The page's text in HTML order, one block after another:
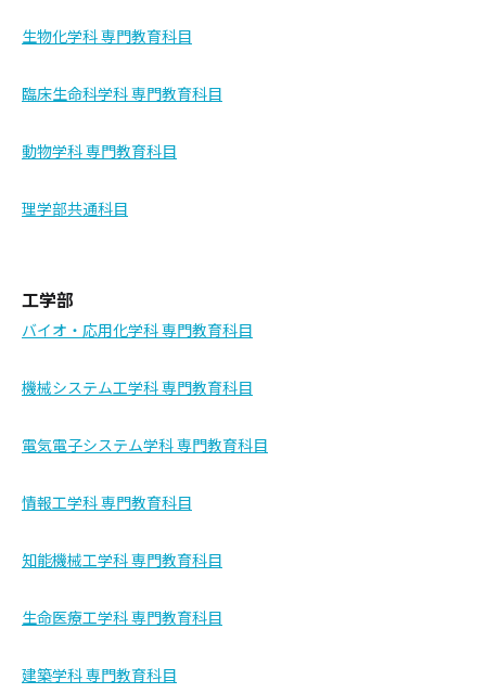
生物化学科 専門教育科目
臨床生命科学科 専門教育科目
動物学科 専門教育科目
理学部共通科目
工学部
バイオ・応用化学科 専門教育科目
機械システム工学科 専門教育科目
電気電子システム学科 専門教育科目
情報工学科 専門教育科目
知能機械工学科 専門教育科目
生命医療工学科 専門教育科目
建築学科 専門教育科目